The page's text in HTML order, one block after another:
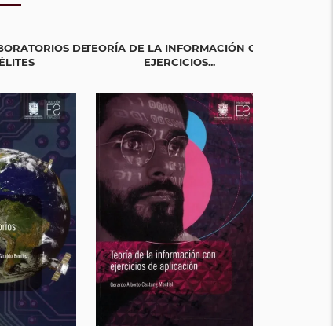
DETEORÍA DE LA INFORMACIÓN CON
EJERCICIOS...